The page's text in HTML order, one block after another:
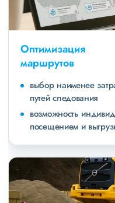
Оптимизация
маршрутов
выбор наименее
путей следования
возможность
посещением и